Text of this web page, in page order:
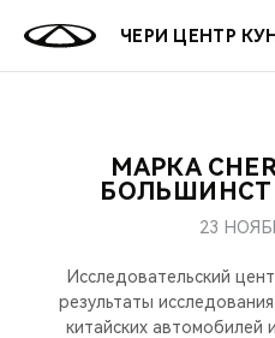
ЧЕРИ ЦЕНТР
КРОССОВЕРЫ
КРЕДИТ И СТРАХОВАНИЕ
ЗАПЧАСТИ И АКСЕССУАРЫ
МИР
О БРЕНДЕ
ОНЛАЙН
КРЕДИТ
О
МЫ В СОЦСЕТЯХ
МАРКА
23
Исследовательский
результаты
китайских автомобилей